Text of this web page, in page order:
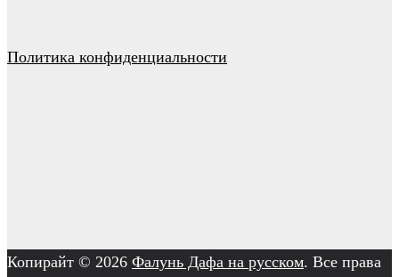
Политика конфиденциальности
Копирайт © 2026 Фалунь Дафа на русском. Все права